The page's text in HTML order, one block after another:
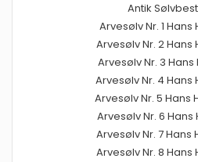
Antik
Arvesølv Nr. 1
Arvesølv Nr. 2 Hans
Arvesølv Nr. 3
Arvesølv Nr. 4 Hans
Arvesølv Nr. 5 Hans
Arvesølv Nr. 6
Arvesølv Nr. 7 Hans
Arvesølv Nr. 8 Hans